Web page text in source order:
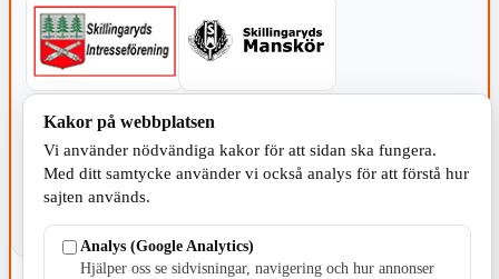
KOMMUNEN
Kakor på webbplatsen
Vi använder nödvändiga kakor för att sidan ska fungera.
Med ditt samtycke använder vi också analys för att förstå hur
sajten används.
Analys (Google Analytics)
Hjälper oss se sidvisningar, navigering och hur annonser